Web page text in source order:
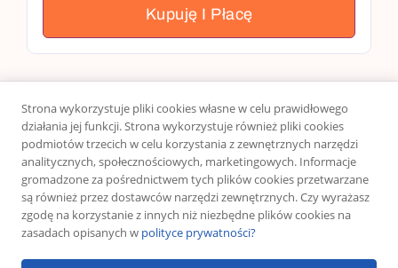
Kupuję I Płacę
Strona wykorzystuje pliki cookies własne w celu prawidłowego
działania jej funkcji. Strona wykorzystuje również pliki cookies
podmiotów trzecich w celu korzystania z zewnętrznych narzędzi
analitycznych, społecznościowych, marketingowych. Informacje
gromadzone za pośrednictwem tych plików cookies przetwarzane
są również przez dostawców narzędzi zewnętrznych. Czy wyrażasz
zgodę na korzystanie z innych niż niezbędne plików cookies na
zasadach opisanych w polityce prywatności?